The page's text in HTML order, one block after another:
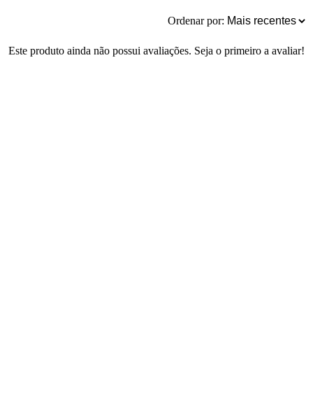
Ordenar por:
Este produto ainda não possui avaliações. Seja o primeiro a avaliar!